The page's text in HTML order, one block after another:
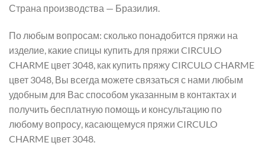
Страна производства — Бразилия.
По любым вопросам: сколько понадобится пряжи на
изделие, какие спицы купить для пряжи CIRCULO
CHARME цвет 3048, как купить пряжу CIRCULO CHARME
цвет 3048, Вы всегда можете связаться с нами любым
удобным для Вас способом указанным в контактах и
получить бесплатную помощь и консультацию по
любому вопросу, касающемуся пряжи CIRCULO
CHARME цвет 3048.